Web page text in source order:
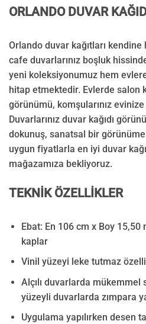
ORLANDO DUVAR
Orlando duvar kağıtları
cafe duvarlarınız boşluk
yeni koleksiyonumuz hem
hitap etmektedir. Evlerde salon
görünümü, komşularınız
Duvarlarınız duvar kağıdı
dokunuş, sanatsal bir
uygun fiyatlarla en iyi duvar
mağazamıza bekliyoruz.
TEKNİK ÖZELLİKLER
Ebat: En 106 cm x Boy 15,50
kaplar
Vinil yüzeyi leke tutmaz
Alçılı duvarlarda mükemmel
yüzeyli duvarlarda zımpara
Uygulama yapılırken desen